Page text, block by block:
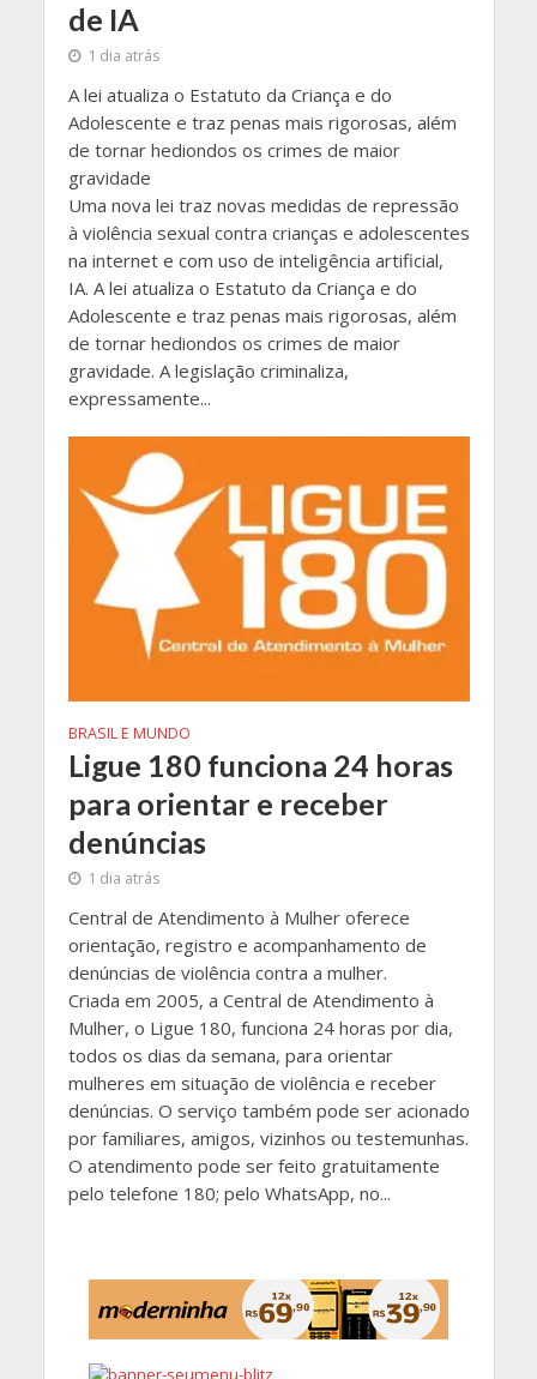
de IA
1 dia atrás
A lei atualiza o Estatuto da Criança e do
Adolescente e traz penas mais rigorosas, além
de tornar hediondos os crimes de maior
gravidade
Uma nova lei traz novas medidas de repressão
à violência sexual contra crianças e adolescentes
na internet e com uso de inteligência artificial,
IA. A lei atualiza o Estatuto da Criança e do
Adolescente e traz penas mais rigorosas, além
de tornar hediondos os crimes de maior
gravidade. A legislação criminaliza,
expressamente...
BRASIL E MUNDO
Ligue 180 funciona 24 horas
para orientar e receber
denúncias
1 dia atrás
Central de Atendimento à Mulher oferece
orientação, registro e acompanhamento de
denúncias de violência contra a mulher.
Criada em 2005, a Central de Atendimento à
Mulher, o Ligue 180, funciona 24 horas por dia,
todos os dias da semana, para orientar
mulheres em situação de violência e receber
denúncias. O serviço também pode ser acionado
por familiares, amigos, vizinhos ou testemunhas.
O atendimento pode ser feito gratuitamente
pelo telefone 180; pelo WhatsApp, no...